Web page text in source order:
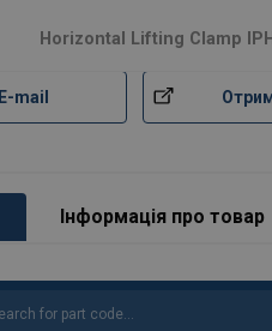
Horizontal Lifting Clamp
E-mail
Інформація про товар